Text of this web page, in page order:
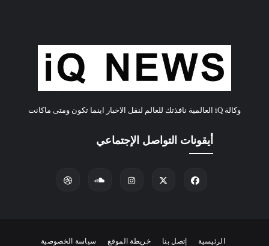
وكالة iQ العالمية نافذتك للعالم لنقل الاخبار اينما تكون ومتى ماكانت
أيقونات التواصل الإجتماعي
الرئيسية إتصل بنا خريطة الموقع سياسة الخصوصية